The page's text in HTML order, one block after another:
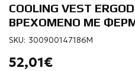
COOLING VEST
ΒΡΕΧΟΜΕΝΟ ΜΕ
SKU: 300900147186M
52,01€